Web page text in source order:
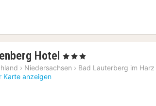
Hotel 1
Nacht
, 3 Sterne
› Niedersachsen › Bad Lauterberg im Harz
Karte anzeigen